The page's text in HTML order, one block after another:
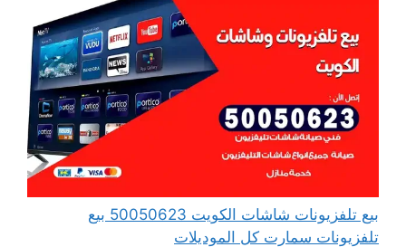
بيع تلفزيونات شاشات الكويت 50050623 بيع
تلفزيونات سمارت كل الموديلات